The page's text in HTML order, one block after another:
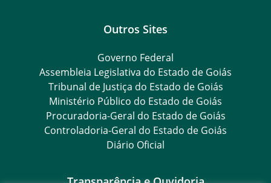
Outros Sites
Governo Federal
Assembleia Legislativa do Estado de Goiás
Tribunal de Justiça do Estado de Goiás
Ministério Público do Estado de Goiás
Procuradoria-Geral do Estado de Goiás
Controladoria-Geral do Estado de Goiás
Diário Oficial